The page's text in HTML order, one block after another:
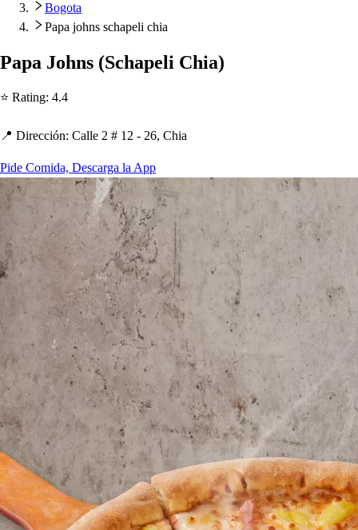
Bogota
Papa johns schapeli chia
Papa Johns (Schapeli Chia)
⭐ Rating: 4.4
📍 Dirección: Calle 2 # 12 - 26, Chia
Pide Comida, Descarga la App